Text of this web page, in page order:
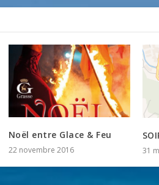
Noël entre Glace & Feu
22 novembre 2016 31